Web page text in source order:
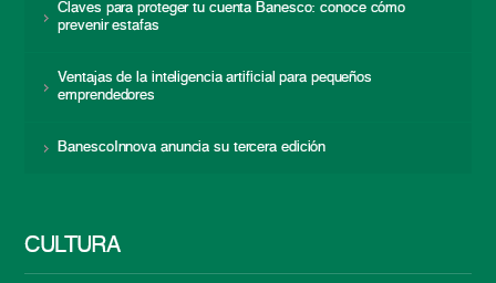
Claves para proteger tu cuenta Banesco: conoce cómo
prevenir estafas
Ventajas de la inteligencia artificial para pequeños
emprendedores
BanescoInnova anuncia su tercera edición
CULTURA